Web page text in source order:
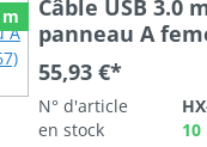
Câble USB 3.0
panneau A
(capuchon
2m
55,93 €*
N° d'article
en stock
10